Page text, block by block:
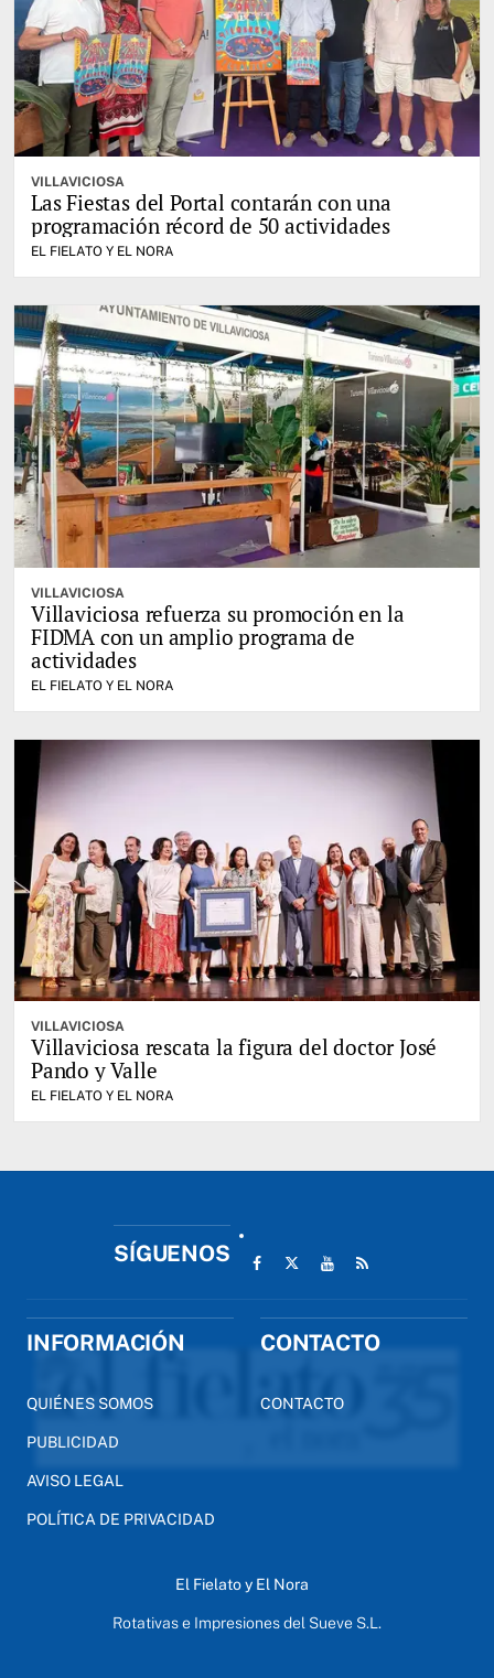
VILLAVICIOSA
Las Fiestas del Portal contarán con una
programación récord de 50 actividades
EL FIELATO Y EL NORA
VILLAVICIOSA
Villaviciosa refuerza su promoción en la
FIDMA con un amplio programa de
actividades
EL FIELATO Y EL NORA
VILLAVICIOSA
Villaviciosa rescata la figura del doctor José
Pando y Valle
EL FIELATO Y EL NORA
SÍGUENOS
INFORMACIÓN
QUIÉNES SOMOS
PUBLICIDAD
AVISO LEGAL
POLÍTICA DE PRIVACIDAD
CONTACTO
CONTACTO
El Fielato y El Nora
Rotativas e Impresiones del Sueve S.L.